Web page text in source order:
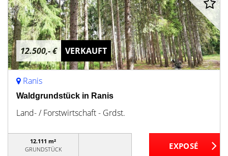
12.500,- € VERKAUFT
Ranis
Waldgrundstück in Ranis
Land- / Forstwirtschaft - Grdst.
12.111 m²
GRUNDSTÜCK